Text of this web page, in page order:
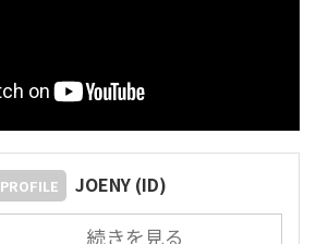
PROFILE JOENY (ID)
続きを見る